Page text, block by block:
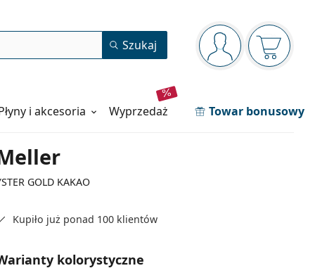
Panel nawigacyjny
jesteś
Koszyk
Szukaj
i akcesoria wyprzedaż Towar bonusowy
GOLD KAKAO
Kupiło już ponad 100 klientów
kolorystyczne